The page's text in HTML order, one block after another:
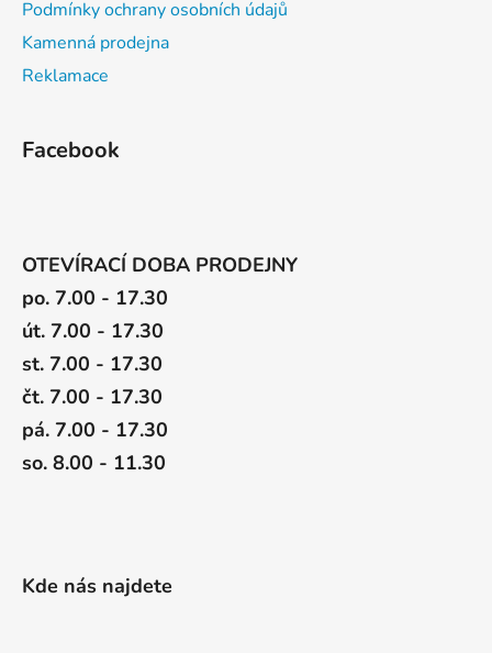
Podmínky ochrany osobních údajů
Kamenná prodejna
Reklamace
Facebook
OTEVÍRACÍ DOBA PRODEJNY
po. 7.00 - 17.30
út. 7.00 - 17.30
st. 7.00 - 17.30
čt. 7.00 - 17.30
pá. 7.00 - 17.30
so. 8.00 - 11.30
Kde nás najdete